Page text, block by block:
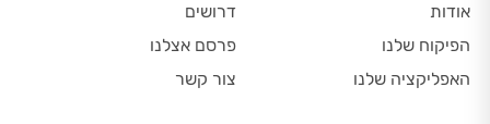
אודות
הפיקוח שלנו
האפליקציה שלנו
דרושים
פרסם אצלנו
צור קשר